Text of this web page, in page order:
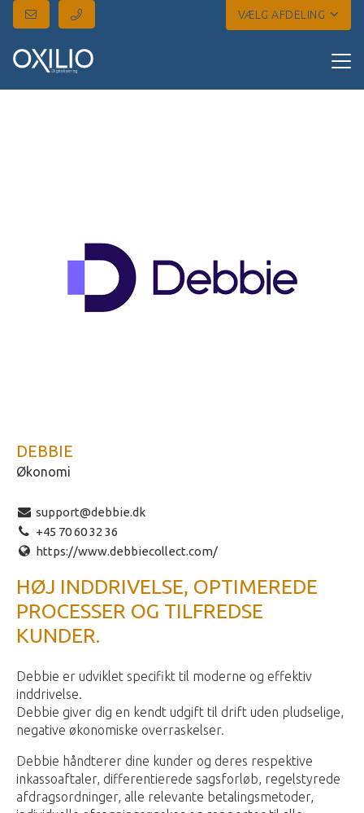
VÆLG AFDELING
DEBBIE
Økonomi
+45 70 60 32 36
support@debbie.dk
https://www.debbiecollect.com/
HØJ INDDRIVELSE, OPTIMEREDE
PROCESSER OG TILFREDSE
KUNDER.
Debbie er udviklet specifikt til moderne og effektiv
inddrivelse.
Debbie giver dig en kendt udgift til drift uden pludselige,
negative økonomiske overraskelser.
Debbie håndterer dine kunder og deres respektive
inkassoaftaler, differentierede sagsforløb, regelstyrede
afdragsordninger, alle relevante betalingsmetoder,